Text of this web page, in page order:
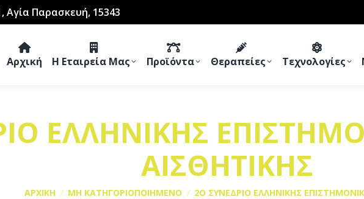
Αγία Παρασκευή, 15343
Αρχική Η Εταιρεία Μας Προϊόντα Θεραπείες Τεχνολογίες
ΕΛΛΗΝΙΚΗΣ
ΑΙΣΘΗΤΙΚΗΣ
You are here:
ΑΡΧΙΚΗ ΜΗ ΚΑΤΗΓΟΡΙΟΠΟΙΗΜΕΝΟ 2Ο ΣΥΝΕΔΡΙΟ ΕΛΛΗΝΙΚΗΣ